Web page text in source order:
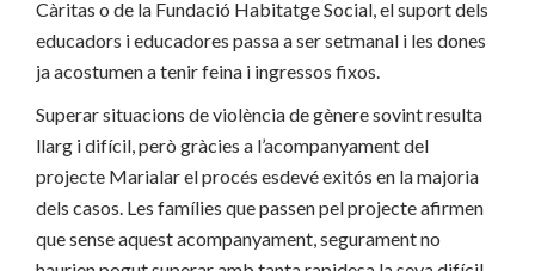
Càritas o de la Fundació Habitatge Social, el suport dels
educadors i educadores passa a ser setmanal i les dones
ja acostumen a tenir feina i ingressos fixos.
Superar situacions de violència de gènere sovint resulta
llarg i difícil, però gràcies a l’acompanyament del
projecte Marialar el procés esdevé exitós en la majoria
dels casos. Les famílies que passen pel projecte afirmen
que sense aquest acompanyament, segurament no